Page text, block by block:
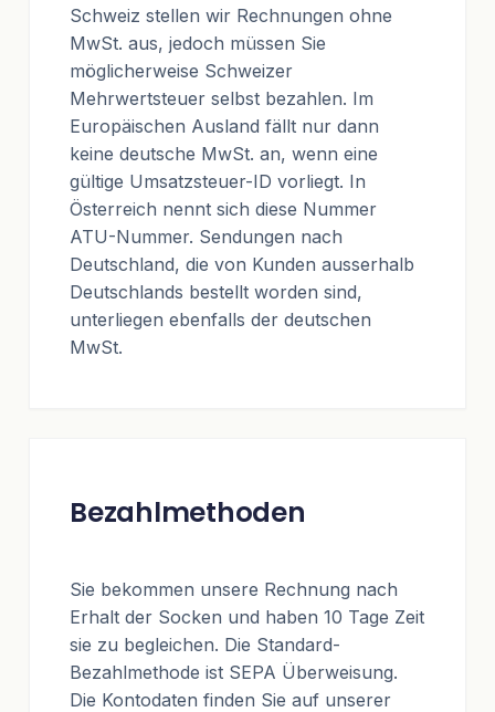
Schweiz stellen wir Rechnungen ohne
MwSt. aus, jedoch müssen Sie
möglicherweise Schweizer
Mehrwertsteuer selbst bezahlen. Im
Europäischen Ausland fällt nur dann
keine deutsche MwSt. an, wenn eine
gültige Umsatzsteuer-ID vorliegt. In
Österreich nennt sich diese Nummer
ATU-Nummer. Sendungen nach
Deutschland, die von Kunden ausserhalb
Deutschlands bestellt worden sind,
unterliegen ebenfalls der deutschen
MwSt.
Bezahlmethoden
Sie bekommen unsere Rechnung nach
Erhalt der Socken und haben 10 Tage Zeit
sie zu begleichen. Die Standard-
Bezahlmethode ist SEPA Überweisung.
Die Kontodaten finden Sie auf unserer